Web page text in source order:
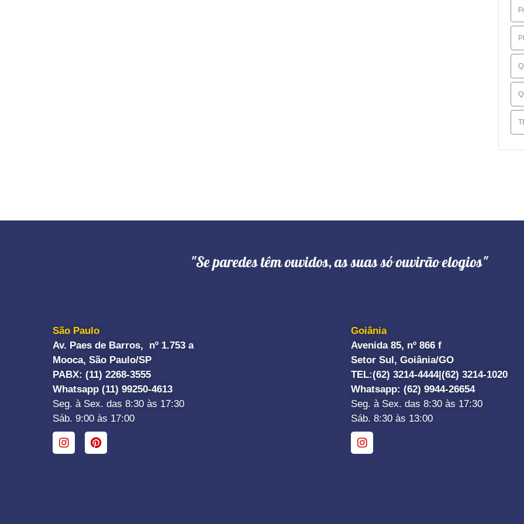
"Se paredes têm ouvidos, as suas só ouvirão elogios"
São Paulo
Av. Paes de Barros, nº 1.753 a
Mooca, São Paulo/SP
PABX: (11) 2268-3555
Whatsapp (11) 99250-4613
Seg. à Sex. das 8:30 às 17:30
Sáb. 9:00 às 17:00
Goiânia
Avenida 85, nº 866 f
Setor Sul, Goiânia/GO
TEL:(62) 3214-4444|(62) 3214-1020
Whatsapp: (62) 9944-26654
Seg. à Sex. das 8:30 às 17:30
Sáb. 8:30 às 13:00